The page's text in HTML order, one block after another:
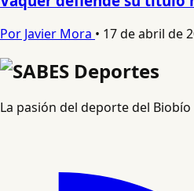
Por Javier Mora • 17 de abril de
La pasión del deporte del Biobío